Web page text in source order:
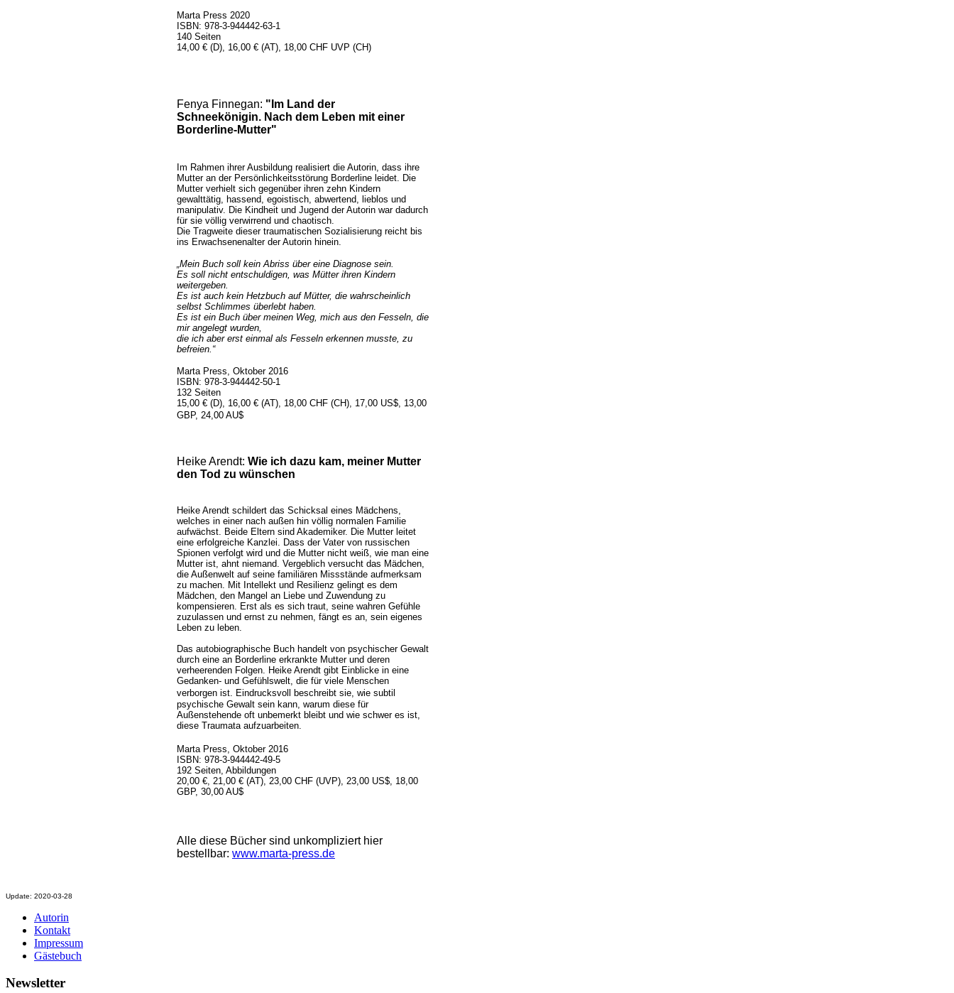
Marta Press 2020
ISBN: 978-3-944442-63-1
140 Seiten
14,00 € (D), 16,00 € (AT), 18,00 CHF UVP (CH)
Fenya Finnegan: "Im Land der
Schneekönigin. Nach dem Leben mit einer
Borderline-Mutter"
Im Rahmen ihrer Ausbildung realisiert die Autorin, dass ihre
Mutter an der Persönlichkeitsstörung Borderline leidet. Die
Mutter verhielt sich gegenüber ihren zehn Kindern
gewalttätig, hassend, egoistisch, abwertend, lieblos und
manipulativ. Die Kindheit und Jugend der Autorin war dadurch
für sie völlig verwirrend und chaotisch.
Die Tragweite dieser traumatischen Sozialisierung reicht bis
ins Erwachsenenalter der Autorin hinein.
„Mein Buch soll kein Abriss über eine Diagnose sein.
Es soll nicht entschuldigen, was Mütter ihren Kindern
weitergeben.
Es ist auch kein Hetzbuch auf Mütter, die wahrscheinlich
selbst Schlimmes überlebt haben.
Es ist ein Buch über meinen Weg, mich aus den Fesseln, die
mir angelegt wurden,
die ich aber erst einmal als Fesseln erkennen musste, zu
befreien.“
Marta Press, Oktober 2016
ISBN: 978-3-944442-50-1
132 Seiten
15,00 € (D), 16,00 € (AT), 18,00 CHF (CH), 17,00 US$, 13,00
GBP, 24,00 AU$
Heike Arendt: Wie ich dazu kam, meiner Mutter
den Tod zu wünschen
Heike Arendt schildert das Schicksal eines Mädchens,
welches in einer nach außen hin völlig normalen Familie
aufwächst. Beide Eltern sind Akademiker. Die Mutter leitet
eine erfolgreiche Kanzlei. Dass der Vater von russischen
Spionen verfolgt wird und die Mutter nicht weiß, wie man eine
Mutter ist, ahnt niemand. Vergeblich versucht das Mädchen,
die Außenwelt auf seine familiären Missstände aufmerksam
zu machen. Mit Intellekt und Resilienz gelingt es dem
Mädchen, den Mangel an Liebe und Zuwendung zu
kompensieren. Erst als es sich traut, seine wahren Gefühle
zuzulassen und ernst zu nehmen, fängt es an, sein eigenes
Leben zu leben.
Das autobiographische Buch handelt von psychischer Gewalt
durch eine an Borderline erkrankte Mutter und deren
verheerenden Folgen. Heike Arendt gibt Einblicke in eine
Gedanken- und Gefühlswelt, die für viele Menschen
verborgen ist.
Eindrucksvoll beschreibt sie, wie subtil
psychische Gewalt sein kann, warum diese für
Außenstehende oft unbemerkt bleibt und wie schwer es ist,
diese Traumata aufzuarbeiten.
Marta Press, Oktober 2016
ISBN: 978-3-944442-49-5
192 Seiten, Abbildungen
20,00 €, 21,00 € (AT), 23,00 CHF (UVP), 23,00 US$, 18,00
GBP, 30,00 AU$
Alle diese Bücher sind unkompliziert hier
bestellbar: www.marta-press.de
Update: 2020-03-28
Autorin
Kontakt
Impressum
Gästebuch
Newsletter